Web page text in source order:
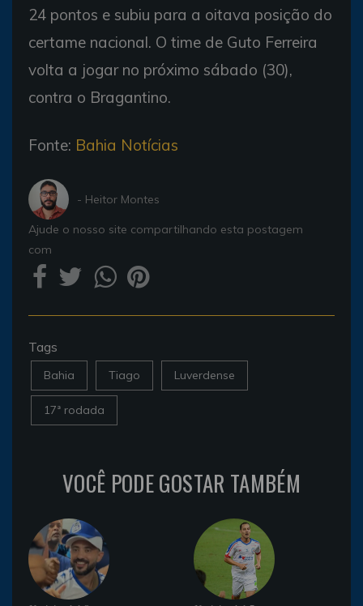
24 pontos e subiu para a oitava posição do
certame nacional. O time de Guto Ferreira
volta a jogar no próximo sábado (30),
contra o Bragantino.
Fonte: Bahia Notícias
- Heitor Montes
Ajude o nosso site compartilhando esta postagem
com
Tags
Bahia Tiago Luverdense
17ª rodada
VOCÊ PODE GOSTAR TAMBÉM